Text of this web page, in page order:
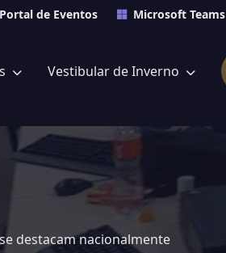
Portal de Eventos Microsoft Teams
Vestibular de Inverno
destacam nacionalmente